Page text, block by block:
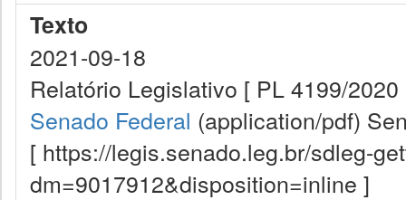
Texto
2021-09-18
Relatório Legislativo [ PL 4199/
Senado Federal (application/pdf)
[ https://legis.senado.leg.br/sdleg-
dm=9017912&disposition=inline ]